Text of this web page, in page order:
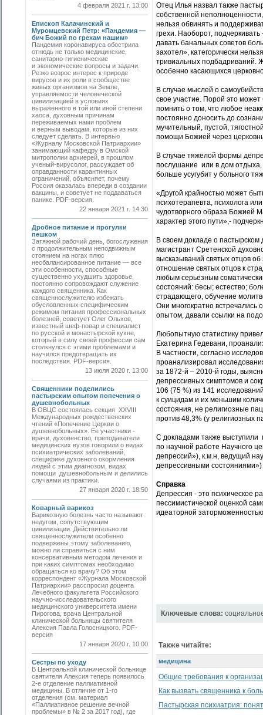
4 февраля 2021 г. 13:00
Епископ Калачинский и
Муромцевский Петр: «Пандемия —
бич Божий по грехам нашим»
Пандемия коронавируса обострила
отнюдь не только медицинские,
санитарно-гигиенические
и экономические вопросы и задачи.
Резко возрос интерес к природе
вирусов и их роли в сообществе
живых организмов на Земле,
управляемости человеческой
цивилизацией в условиях
выраженного в той или иной степени
хаоса, духовным причинам
переживаемых нами проблем
и верным выводам, которые из них
следует сделать. В интервью
«Журналу Московской Патриархии»
занимающий кафедру в Омской
митрополии архиерей, в прошлом
ученый-вирусолог, рассуждает об
оправданности карантинных
ограничений, объясняет, почему
Россия оказалась впереди в создании
вакцины, и советует не поддаваться
панике. PDF-версия.
22 января 2021 г. 14:30
Дробное питание и прогулки
пешком
Затяжной рабочий день, богослужения
с продолжительным неподвижным
стоянием на ногах плюс
несбалансированное питание — все
эти особенности, способные
существенно ухудшить здоровье,
постоянно сопровождают служение
каждого священника. Как
священнослужителю избежать
обусловленных специфическим
режимом питания профессиональных
болезней, советует Олег Ольхов,
известный шеф-повар и специалист
по русской и монастырской кухне,
который в силу своей профессии сам
столкнулся с этими проблемами и
научился предотвращать их
последствия. PDF-версия.
13 июля 2020 г. 13:00
Священники поделились
пастырским опытом попечения о
душевнобольных
В ОВЦС состоялась секция XXVIII
Международных рождественских
чтений «Попечение Церкви о
душевнобольных». Ее участники -
врачи, духовенство, преподаватели
медицинских вузов говорили о видах
психиатрических заболеваний,
специфике духовного окормления
людей с этим диагнозом, видах
помощи душевнобольным и делились
случаями из практики.
27 января 2020 г. 18:50
Коварный варикоз
Варикозную болезнь часто называют
недугом, сопутствующим
цивилизации. Действительно ли
священнослужители особенно
подвержены этому заболеванию,
можно ли справиться с ним
консервативным методом лечения и
при каких симптомах необходимо
обращаться ко врачу? Об этом
корреспондент «Журнала Московской
Патриархии» расспросил доцента
Лечебного факультета Российского
научно-исследовательского
медицинского университета имени
Пирогова, врача Центральной
клинической больницы святителя
Алексия Павла Голосницкого. PDF-
версия
17 января 2020 г. 10:00
Сестры по уходу
В Центральной клинической больнице
святителя Алексия теперь появилось
2-е отделение паллиативной
медицины. В отличие от 1-го
отделения (см. материал
«Паллиативное решение вечной
проблемы» в № 2 за 2017 год), где
Отец Илья назвал также
собственной
нельзя обвинять и
грехи. Наоборот,
давать банальных советов
захотел», категорически
тривиальных подбадриваний.
особенно касающихся
В случае мыслей о
свое участие. Порой это
помнить о том, что любое
постоянно доносить до
мучительный, пустой,
помощи Божией через
В случае тяжелой формы
послушание или в дом
больше усугубит у больного
«Другой крайностью может
психотерапевта, психолога
чудотворного образа Божией
характер этого пути»,-
В своем докладе о
магистрант Сретенской
высказываний святых отцов
отношение святых отцов к
любым серьезным
состояний: бесы; естество;
страдающего, обучение
Они многократно встречались
опытом, давали ссылки на
Любопытную статистику
Екатерина Гедевани,
В частности, согласно
проанализировал
за 1872-й – 2010-й годы,
депрессивных симптомов и
106 (75 %) из 141
к суицидам и их меньшим
состояния, не религиозные
против 48,3% (у религиозных
С докладами также выступили
по научной работе Научного
депрессий»), к.м.н, ведущий
депрессивными состояниями»)
Справка
Депрессия - это психическое
пессимистической оценкой
идеаторной
Ключевые слова:
Также читайте:
медицина
Общие требования к
Как вызвать священника к
Пастырская психиатрия: